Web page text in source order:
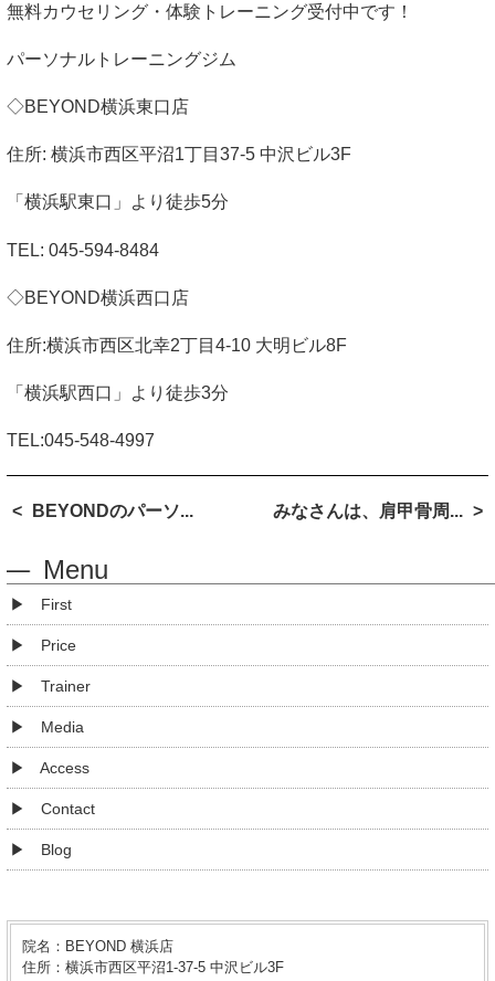
院名：BEYOND 横浜店
住所：横浜市西区平沼1-37-5 中沢ビル3F
無料カウセリング・体験トレーニング受付中です！
パーソナルトレーニングジム
◇BEYOND横浜東口店
住所: 横浜市西区平沼1丁目 37-5 中沢ビル3F
「横浜駅東口」より徒歩5分
TEL: 045-594-8484
◇BEYOND横浜西口店
住所:横浜市西区北幸2丁目 4-10 大明ビル8F
「横浜駅西口」より徒歩3分
TEL:045-548-4997
BEYONDのパーソ... みなさんは、肩甲骨周...
Menu
First
Price
Trainer
Media
Access
Contact
Blog